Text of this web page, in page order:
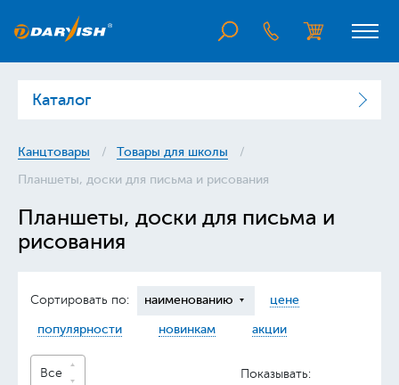
Каталог
Канцтовары Товары для школы
Планшеты, доски для письма и рисования
Планшеты, доски для письма и
рисования
Сортировать по: наименованию цене
популярности новинкам акции
Показывать:
Все